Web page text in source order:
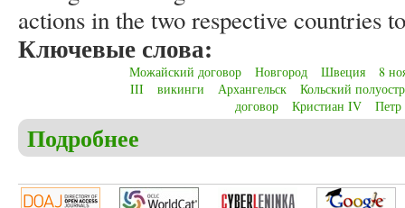
actions in the two respective countries
Ключевые слова:
Можайский договор Новгород Швеция
8
III
викинги Архангельск
Кольский
договор
Кристиан IV
Подробнее